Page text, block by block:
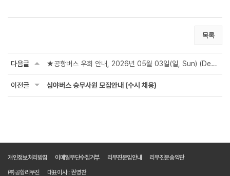
목록
다음글 ★공항버스 우회 안내, 2026년 05월 03일(일, Sun) (Detour Notice : 2026 하트시그널 러...
이전글 심야버스 승무사원 모집안내 (수시 채용)
개인정보처리방침 이메일무단수집거부 리무진운임안내 리무진운송약관
㈜공항리무진 대표이사 : 권영찬